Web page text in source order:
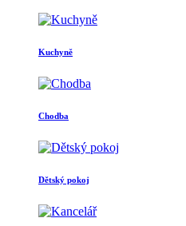
Kuchyně
Chodba
Dětský pokoj